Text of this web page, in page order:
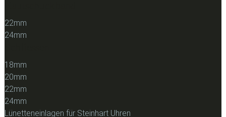
22mm
24mm
18mm
20mm
22mm
24mm
Lünetteneinlagen für Steinhart Uhren